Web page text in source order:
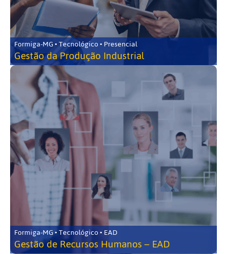
Formiga-MG • Tecnológico • Presencial
Gestão da Produção Industrial
Formiga-MG • Tecnológico • EAD
Gestão de Recursos Humanos – EAD